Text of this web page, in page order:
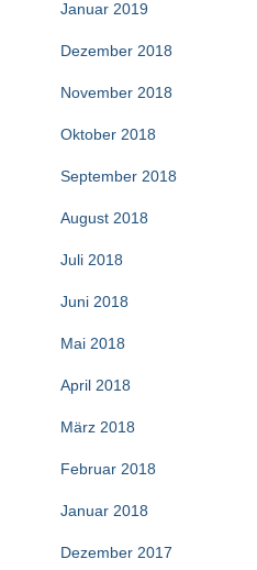
Januar 2019
Dezember 2018
November 2018
Oktober 2018
September 2018
August 2018
Juli 2018
Juni 2018
Mai 2018
April 2018
März 2018
Februar 2018
Januar 2018
Dezember 2017